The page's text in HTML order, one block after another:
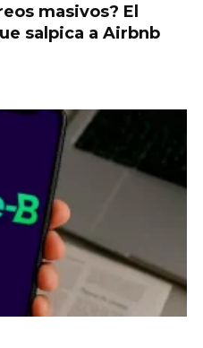
masivos? El
salpica a Airbnb